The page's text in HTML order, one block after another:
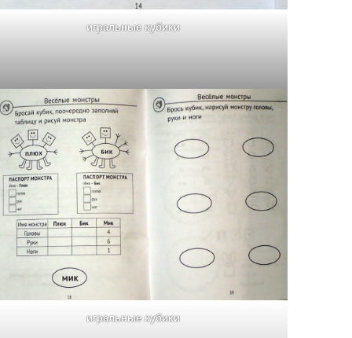
игральные кубики
игральные кубики